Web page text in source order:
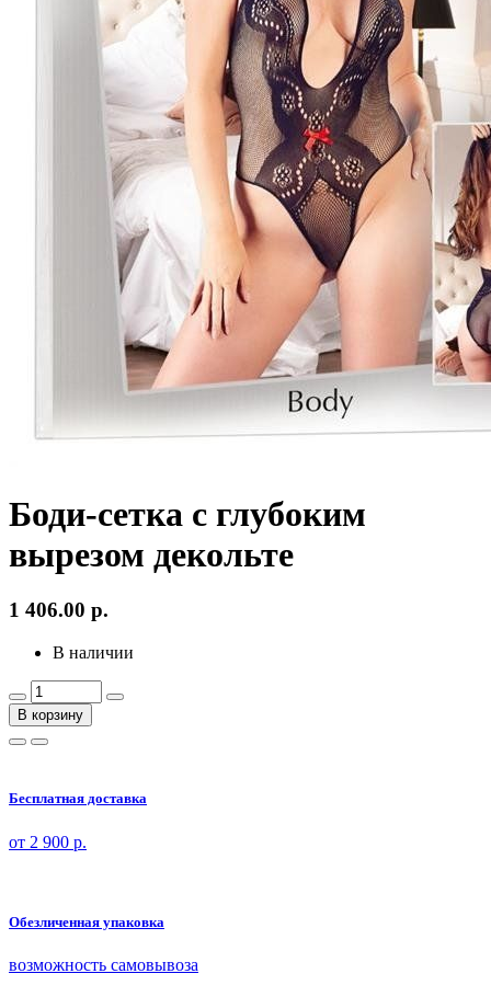
Боди-сетка с глубоким
вырезом декольте
1 406.00 р.
В наличии
В корзину
Бесплатная доставка
от 2 900 р.
Обезличенная упаковка
возможность самовывоза